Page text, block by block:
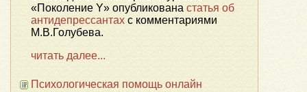
«Поколение Y» опубликована статья об
антидепрессантах с комментариями
М.В.Голубева.
читать далее...
Психологическая помощь онлайн